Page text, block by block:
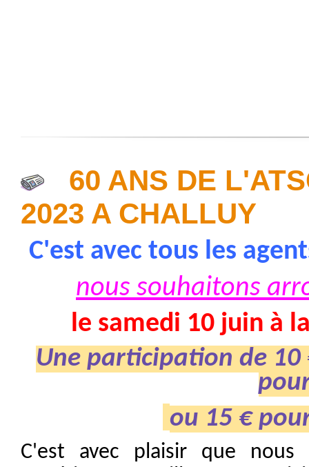
60 ANS DE
2023 A CHALLUY
C'est avec tous les
nous souhaitons
le samedi 10 juin à
Une participation de
ou 15 €
C'est avec plaisir que nous